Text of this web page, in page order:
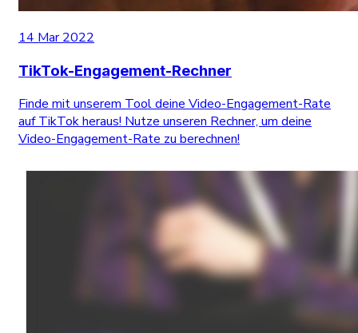
14 Mar 2022
TikTok-Engagement-Rechner
Finde mit unserem Tool deine Video-Engagement-Rate
auf TikTok heraus! Nutze unseren Rechner, um deine
Video-Engagement-Rate zu berechnen!